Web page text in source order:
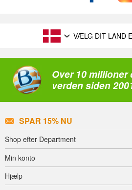
VÆLG DIT LAND
Over 10
verden siden
SPAR 15% NU
Shop efter Department
Min konto
Hjælp